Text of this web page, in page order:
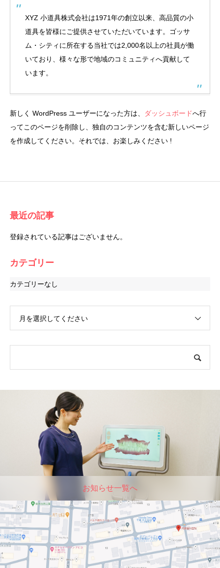
XYZ 小道具株式会社は1971年の創立以来、高品質の小
道具を皆様にご提供させていただいています。ゴッサ
ム・シティに所在する当社では2,000名以上の社員が働
いており、様々な形で地域のコミュニティへ貢献して
います。
新しく WordPress ユーザーになった方は、 ダッシュボードへ行
ってこのページを削除し、独自のコンテンツを含む新しいページ
を作成してください。それでは、お楽しみください !
最近の記事
登録されている記事はございません。
カテゴリー
カテゴリーなし
月を選択してください
お知らせ一覧へ